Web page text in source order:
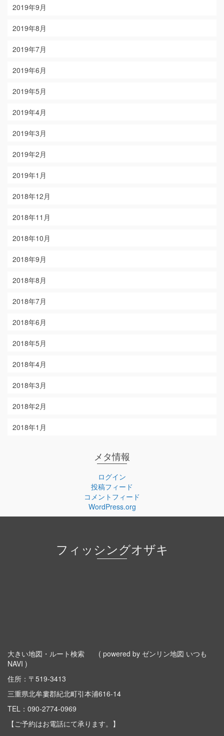
2019年9月
2019年8月
2019年7月
2019年6月
2019年5月
2019年4月
2019年3月
2019年2月
2019年1月
2018年12月
2018年11月
2018年10月
2018年9月
2018年8月
2018年7月
2018年6月
2018年5月
2018年4月
2018年3月
2018年2月
2018年1月
メタ情報
ログイン
投稿フィード
コメントフィード
WordPress.org
フィッシングオザキ
大きい地図・ルート検索
( powered by ゼンリン地図 いつも
NAVI )
住所：〒519-3413
三重県北牟婁郡紀北町引本浦616-14
TEL： 090-2774-0969
【ご予約はお電話にて承ります。】